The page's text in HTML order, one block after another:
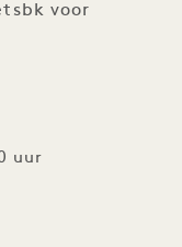
voor
uur